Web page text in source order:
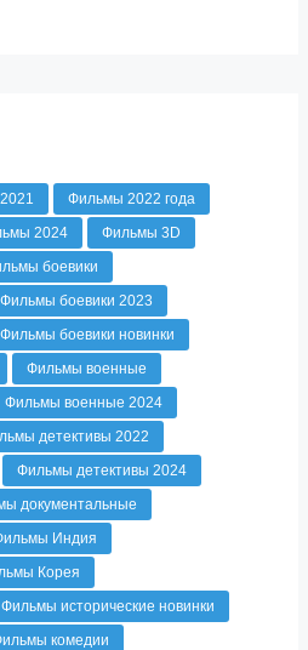
Фильмы 2022 года
2024
Фильмы 3D
боевики
Фильмы боевики 2023
Фильмы боевики новинки
Фильмы военные
Фильмы военные 2024
детективы 2022
Фильмы детективы 2024
документальные
Индия
Корея
Фильмы исторические новинки
комедии